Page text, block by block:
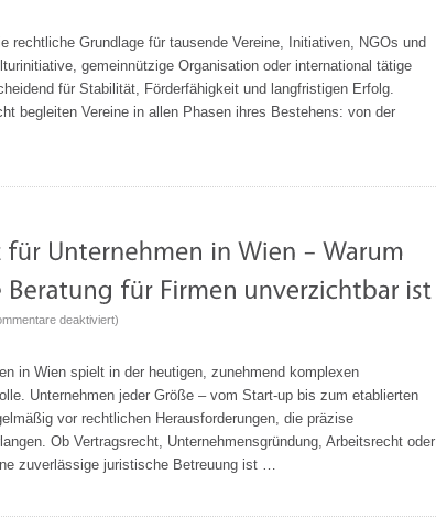
österreichische
Vereinsrecht
rechtliche Grundlage für tausende Vereine, Initiativen, NGOs und
gemeinnützige Organisation oder international tätige
für Stabilität, Förderfähigkeit und langfristigen Erfolg.
begleiten Vereine in allen Phasen ihres Bestehens: von der
deaktiviertfür
Rechtsanwalt
für
Unternehmen
Wien
)
in Wien spielt in der heutigen, zunehmend komplexen
Unternehmen jeder Größe – vom Start-up bis zum etablierten
vor rechtlichen Herausforderungen, die präzise
Ob Vertragsrecht, Unternehmensgründung, Arbeitsrecht oder
zuverlässige juristische Betreuung ist …